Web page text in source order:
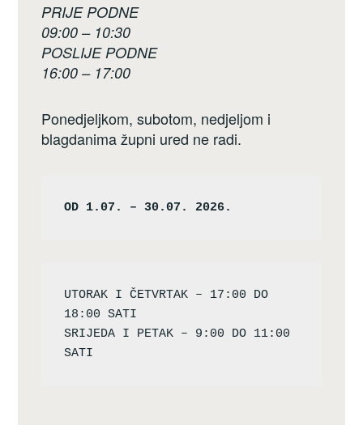
PRIJE PODNE
09:00 – 10:30
POSLIJE PODNE
16:00 – 17:00
Ponedjeljkom, subotom, nedjeljom i
blagdanima župni ured ne radi.
OD 1.07. – 30.07. 2026.
UTORAK I ČETVRTAK – 17:00 DO
18:00 SATI
SRIJEDA I PETAK – 9:00 DO 11:00